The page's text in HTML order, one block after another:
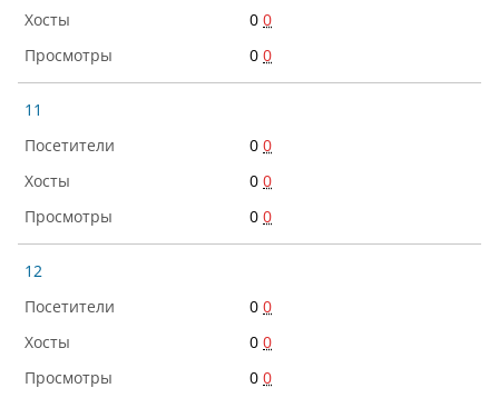
0 0
0 0
11
0 0
0 0
0 0
12
0 0
0 0
0 0